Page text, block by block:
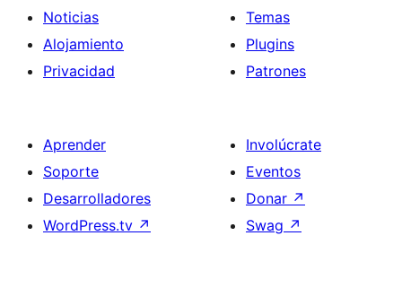
Noticias
Alojamiento
Privacidad
Temas
Plugins
Patrones
Aprender
Soporte
Desarrolladores
WordPress.tv ↗
Involúcrate
Eventos
Donar ↗
Swag ↗